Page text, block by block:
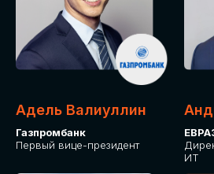
Адель Валиуллин
Газпромбанк
Первый вице-президент
ИТ